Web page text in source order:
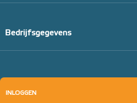
Bedrijfsgegevens
INLOGGEN